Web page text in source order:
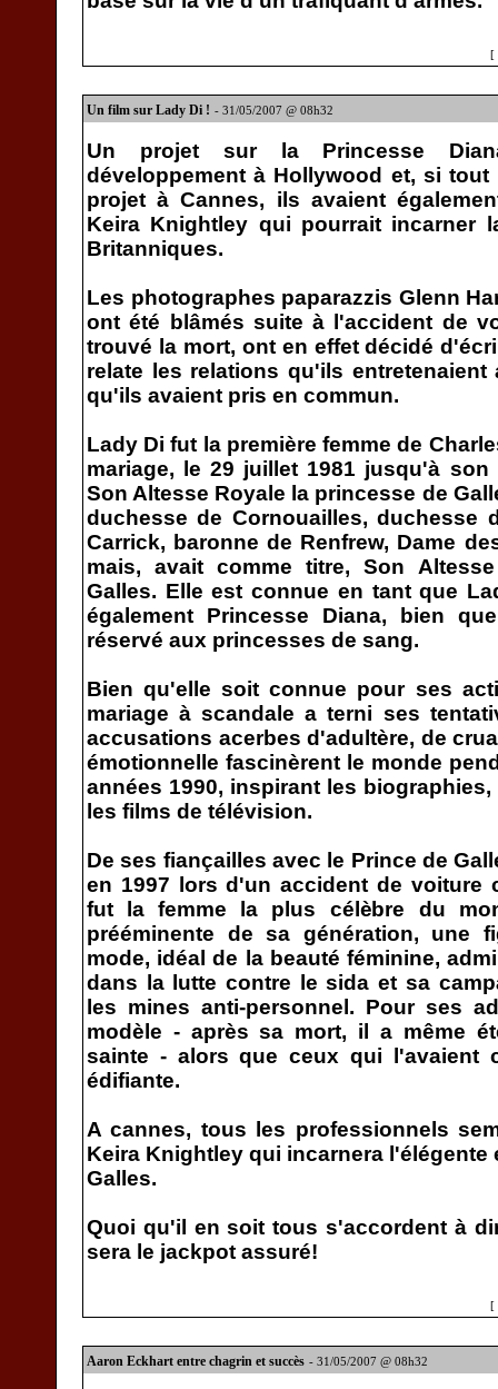
[
Un film sur Lady Di ! - 31/05/2007 @ 08h32
Un projet sur la Princesse
développement à Hollywood et, si
projet à Cannes, ils avaient
Keira Knightley qui pourrait incarner
Britanniques.
Les photographes paparazzis Glenn
ont été blâmés suite à l'accident de
trouvé la mort, ont en effet décidé
relate les relations qu'ils
qu'ils avaient pris en commun.
Lady Di fut la première femme de
mariage, le 29 juillet 1981 jusqu'à
Son Altesse Royale la princesse de
duchesse de Cornouailles, duchesse
Carrick, baronne de Renfrew, Dame
mais, avait comme titre, Son
Galles. Elle est connue en tant que
également Princesse Diana, bien
réservé aux princesses de sang.
Bien qu'elle soit connue pour ses
mariage à scandale a terni ses
accusations acerbes d'adultère, de
émotionnelle fascinèrent le monde
années 1990, inspirant les
les films de télévision.
De ses fiançailles avec le Prince de
en 1997 lors d'un accident de voiture
fut la femme la plus célèbre du
prééminente de sa génération, une
mode, idéal de la beauté féminine,
dans la lutte contre le sida et sa
les mines anti-personnel. Pour ses
modèle - après sa mort, il a même
sainte - alors que ceux qui l'avaient
édifiante.
A cannes, tous les professionnels
Keira Knightley qui incarnera
Galles.
Quoi qu'il en soit tous s'accordent à
sera le jackpot assuré!
[
Aaron Eckhart entre chagrin et succès - 31/05/2007 @ 08h32